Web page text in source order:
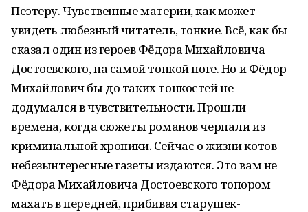
Пеэтеру. Чувственные материи, как может
увидеть любезный читатель, тонкие. Всё, как бы
сказал один из героев Фёдора Михайловича
Достоевского, на самой тонкой ноге. Но и Фёдор
Михайлович бы до таких тонкостей не
додумался в чувствительности. Прошли
времена, когда сюжеты романов черпали из
криминальной хроники. Сейчас о жизни котов
небезынтересные газеты издаются. Это вам не
Фёдора Михайловича Достоевского топором
махать в передней, прибивая старушек-